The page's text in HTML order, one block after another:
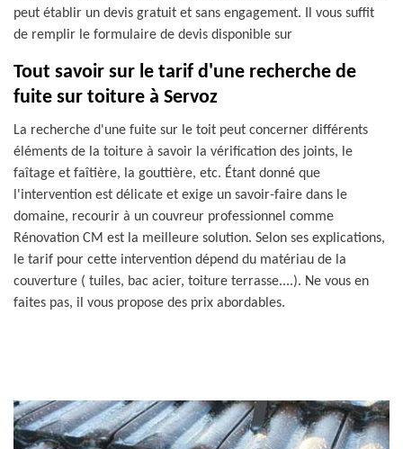
peut établir un devis gratuit et sans engagement. Il vous suffit
de remplir le formulaire de devis disponible sur
Tout savoir sur le tarif d'une recherche de
fuite sur toiture à Servoz
La recherche d'une fuite sur le toit peut concerner différents
éléments de la toiture à savoir la vérification des joints, le
faîtage et faîtière, la gouttière, etc. Étant donné que
l'intervention est délicate et exige un savoir-faire dans le
domaine, recourir à un couvreur professionnel comme
Rénovation CM est la meilleure solution. Selon ses explications,
le tarif pour cette intervention dépend du matériau de la
couverture ( tuiles, bac acier, toiture terrasse....). Ne vous en
faites pas, il vous propose des prix abordables.